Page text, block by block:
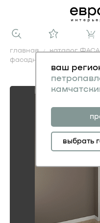
ваш
выбрать
главная каталог
фасадные